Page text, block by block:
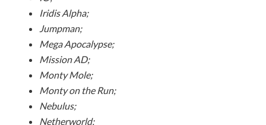
Iridis Alpha;
Jumpman;
Mega Apocalypse;
Mission AD;
Monty Mole;
Monty on the Run;
Nebulus;
Netherworld;